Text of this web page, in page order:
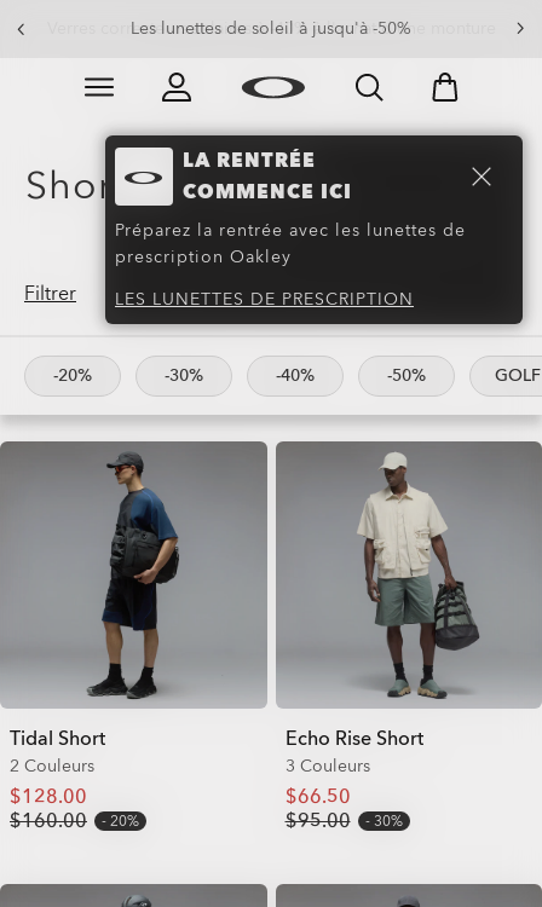
Les lunettes de soleil à jusqu'à -50%
Slide 3 of 4. Les lunettes de soleil à jusqu'à -50%
LA RENTRÉE
COMMENCE ICI
Préparez la rentrée avec les lunettes de
prescription Oakley
LES LUNETTES DE PRESCRIPTION
Shorts & Shorts Cargo (76)
Filtrer
-20% -30% -40% -50% GOLF
Tidal Short
2 Couleurs
$128.00
$160.00
20%
Echo Rise Short
3 Couleurs
$66.50
$95.00
30%